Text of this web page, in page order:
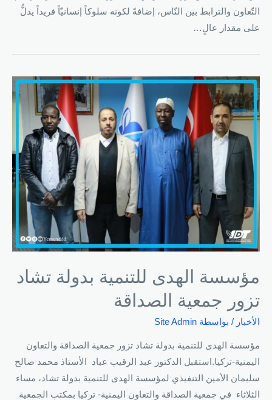
التّعاون والترابط بين النّاس، إضافةً لكونه سلوكاً إنسانيّاً فريداً يدلُّ
على مقدار عالٍ…
مؤسسة الهدى للتنمية بدولة تشاد
تزور جمعية الصداقة
الأخبار / بواسطة Site Admin
مؤسسة الهدى للتنمية بدولة تشاد تزور جمعية الصداقة والتعاون
اليمنية-تركيا.استقبل الدكتور عبد الرقيب عباد الأستاذ محمد صالح
سليمان الأمين التنفيذي لمؤسسة الهدى للتنمية بدولة تشاد، مساء
الثلاثاء في جمعية الصداقة والتعاون اليمنية- تركيا بمكتب الجمعية